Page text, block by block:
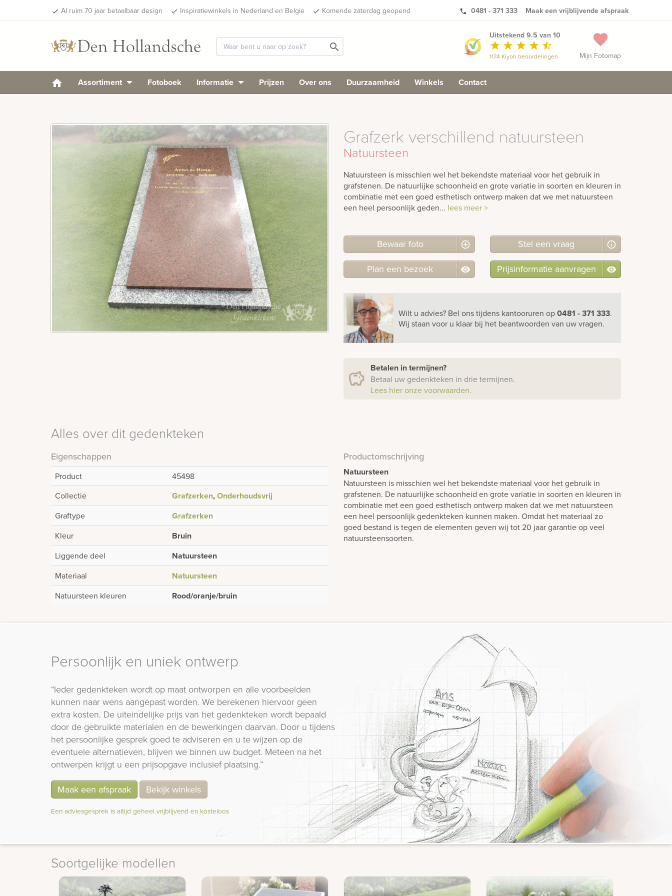
done Al ruim 70 jaar betaalbaar design done Inspiratiewinkels in Nederland en Belgie done Komende zaterdag geopend phone 0481 - 371 333 Maak een vrijblijvende afspraak
search favorite
Mijn Fotomap
Uitstekend 9.5 van 10
star star star star star_half
1174 Kiyoh beoordelingen
Assortiment Fotoboek Informatie Prijzen Over ons Duurzaamheid Winkels Contact
Grafzerk verschillend natuursteen
Natuursteen
Natuursteen is misschien wel het bekendste materiaal voor het gebruik in
grafstenen. De natuurlijke schoonheid en grote variatie in soorten en kleuren in
combinatie met een goed esthetisch ontwerp maken dat we met natuursteen
een heel persoonlijk geden... lees meer >
Bewaar foto Stel een vraag
Plan een bezoek Prijsinformatie aanvragen
Wilt u advies? Bel onstijdens kantooruren op0481 - 371 333.
Wij staan voor u klaar bij het beantwoorden van uw vragen.
Betalen in termijnen?
Betaal uw gedenkteken in drie termijnen.
Lees hier onze voorwaarden.
Alles over dit gedenkteken
Eigenschappen
Product
45498
Collectie
Grafzerken,Onderhoudsvrij
Graftype Grafzerken
Kleur Bruin
Liggende deel Natuursteen
Materiaal Natuursteen
Natuursteen kleuren Rood/oranje/bruin
Productomschrijving
Natuursteen
Natuursteen is misschien wel het bekendste materiaal voor het gebruik in
grafstenen. De natuurlijke schoonheid en grote variatie in soorten en kleuren in
combinatie met een goed esthetisch ontwerp maken dat we met natuursteen
een heel persoonlijk gedenkteken kunnen maken. Omdat het materiaal zo
goed bestand is tegen de elementen geven wij tot 20 jaar garantie op veel
natuursteensoorten.
Persoonlijk en uniek ontwerp
“Ieder gedenkteken wordt op maat ontworpen en alle voorbeelden
kunnen naar wens aangepast worden. We berekenen hiervoor geen
extra kosten. De uiteindelijke prijs van het gedenkteken wordt bepaald
door de gebruikte materialen en de bewerkingen daarvan. Door u tijdens
het persoonlijke gesprek goed te adviseren en u te wijzen op de
eventuele alternatieven, blijven we binnen uw budget. Meteen na het
ontwerpen krijgt u een prijsopgave inclusief plaatsing.”
Maak een afspraak Bekijk winkels
Een adviesgesprek is altijd geheel vrijblijvend en kosteloos
Soortgelijke modellen